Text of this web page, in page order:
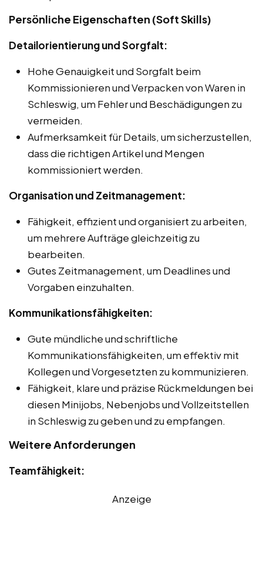
Persönliche Eigenschaften (Soft Skills)
Detailorientierung und Sorgfalt:
Hohe Genauigkeit und Sorgfalt beim
Kommissionieren und Verpacken von Waren in
Schleswig, um Fehler und Beschädigungen zu
vermeiden.
Aufmerksamkeit für Details, um sicherzustellen,
dass die richtigen Artikel und Mengen
kommissioniert werden.
Organisation und Zeitmanagement:
Fähigkeit, effizient und organisiert zu arbeiten,
um mehrere Aufträge gleichzeitig zu
bearbeiten.
Gutes Zeitmanagement, um Deadlines und
Vorgaben einzuhalten.
Kommunikationsfähigkeiten:
Gute mündliche und schriftliche
Kommunikationsfähigkeiten, um effektiv mit
Kollegen und Vorgesetzten zu kommunizieren.
Fähigkeit, klare und präzise Rückmeldungen bei
diesen Minijobs, Nebenjobs und Vollzeitstellen
in Schleswig zu geben und zu empfangen.
Weitere Anforderungen
Teamfähigkeit:
Anzeige